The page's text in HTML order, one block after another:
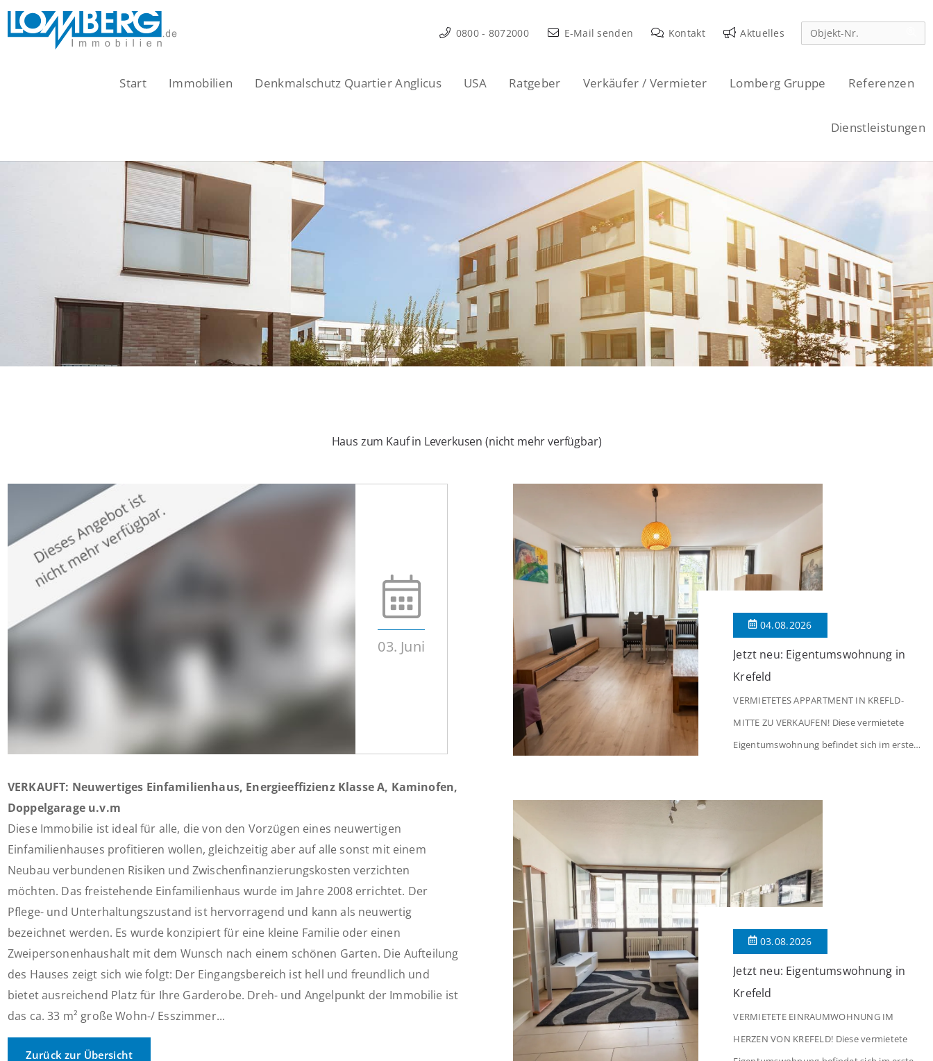
Zum
Inhalt
0800 - 8072000 E-Mail senden Kontakt Aktuelles
Start Immobilien Denkmalschutz Quartier Anglicus USA Ratgeber Verkäufer / Vermieter Lomberg Gruppe Referenzen
Dienstleistungen
Haus zum Kauf in Leverkusen (nicht mehr verfügbar)
03. Juni
VERKAUFT: Neuwertiges Einfamilienhaus, Energieeffizienz Klasse A, Kaminofen,
Doppelgarage u.v.m
Diese Immobilie ist ideal für alle, die von den Vorzügen eines neuwertigen
Einfamilienhauses profitieren wollen, gleichzeitig aber auf alle sonst mit einem
Neubau verbundenen Risiken und Zwischenfinanzierungskosten verzichten
möchten. Das freistehende Einfamilienhaus wurde im Jahre 2008 errichtet. Der
Pflege- und Unterhaltungszustand ist hervorragend und kann als neuwertig
bezeichnet werden. Es wurde konzipiert für eine kleine Familie oder einen
Zweipersonenhaushalt mit dem Wunsch nach einem schönen Garten. Die Aufteilung
des Hauses zeigt sich wie folgt: Der Eingangsbereich ist hell und freundlich und
bietet ausreichend Platz für Ihre Garderobe. Dreh- und Angelpunkt der Immobilie ist
das ca. 33 m² große Wohn-/ Esszimmer...
Zurück zur Übersicht
04.08.2026
Jetzt neu: Eigentumswohnung in
Krefeld
VERMIETETES APPARTMENT IN KREFLD-
MITTE ZU VERKAUFEN! Diese vermietete
Eigentumswohnung befindet sich im ersten
über 34 m² Wohnfläche., welche sich wie
folgt aufteilen: Beim Betreten der Wohnung
befinden Sie sich in einer praktischen Diele,
welche ausreichend Platz für eine […]
03.08.2026
Jetzt neu: Eigentumswohnung in
Krefeld
VERMIETETE EINRAUMWOHNUNG IM
HERZEN VON KREFELD! Diese vermietete